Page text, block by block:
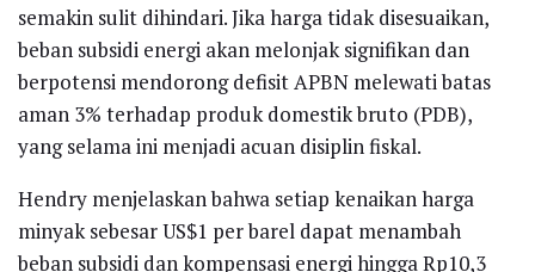
semakin sulit dihindari. Jika harga tidak disesuaikan,
beban subsidi energi akan melonjak signifikan dan
berpotensi mendorong defisit APBN melewati batas
aman 3% terhadap produk domestik bruto (PDB),
yang selama ini menjadi acuan disiplin fiskal.
Hendry menjelaskan bahwa setiap kenaikan harga
minyak sebesar US$1 per barel dapat menambah
beban subsidi dan kompensasi energi hingga Rp10,3